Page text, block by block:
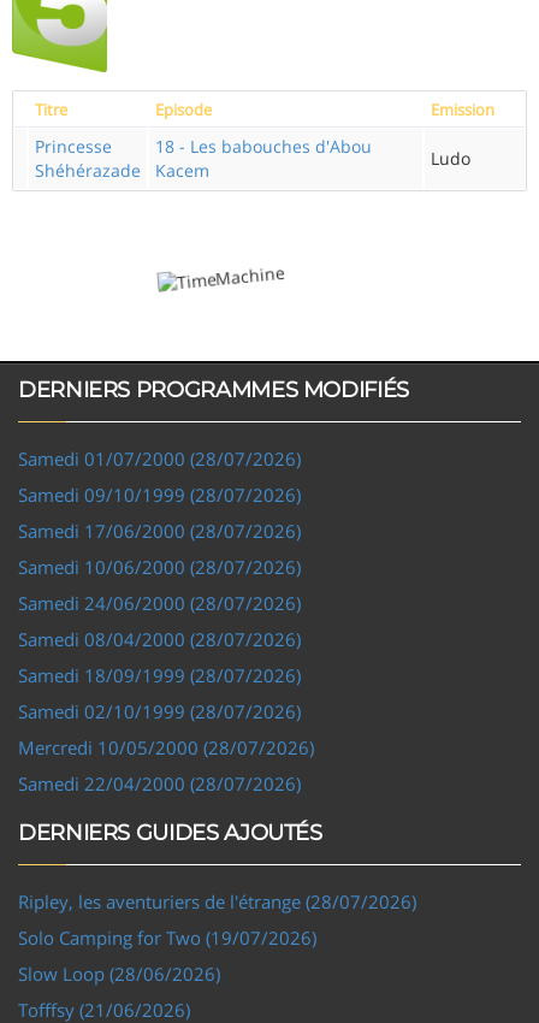
Titre Episode Emission
Princesse
Shéhérazade
18 - Les babouches d'Abou
Kacem
Ludo
DERNIERS PROGRAMMES MODIFIÉS
Samedi 01/07/2000 (28/07/2026)
Samedi 09/10/1999 (28/07/2026)
Samedi 17/06/2000 (28/07/2026)
Samedi 10/06/2000 (28/07/2026)
Samedi 24/06/2000 (28/07/2026)
Samedi 08/04/2000 (28/07/2026)
Samedi 18/09/1999 (28/07/2026)
Samedi 02/10/1999 (28/07/2026)
Mercredi 10/05/2000 (28/07/2026)
Samedi 22/04/2000 (28/07/2026)
DERNIERS GUIDES AJOUTÉS
Ripley, les aventuriers de l'étrange (28/07/2026)
Solo Camping for Two (19/07/2026)
Slow Loop (28/06/2026)
Tofffsy (21/06/2026)